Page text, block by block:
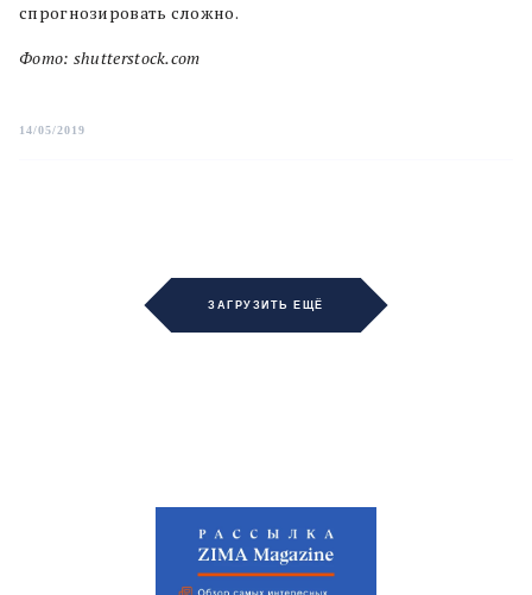
спрогнозировать сложно.
Фото: shutterstock.com
14/05/2019
ЗАГРУЗИТЬ ЕЩЁ